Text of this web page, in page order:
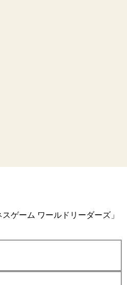
ゲーム ワールドリーダーズ」